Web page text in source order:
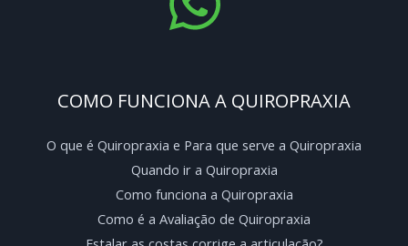
COMO FUNCIONA A QUIROPRAXIA
O que é Quiropraxia e Para que serve a Quiropraxia
Quando ir a Quiropraxia
Como funciona a Quiropraxia
Como é a Avaliação de Quiropraxia